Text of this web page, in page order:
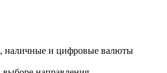
наличные и цифровые валюты